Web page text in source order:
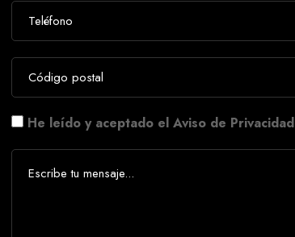
He leído y aceptado el Aviso de Privacidad